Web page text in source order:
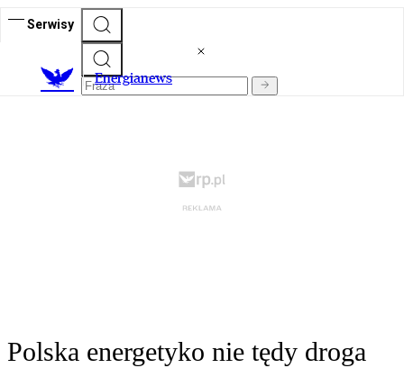
Serwisy
Energianews
Polska energetyko nie tędy droga